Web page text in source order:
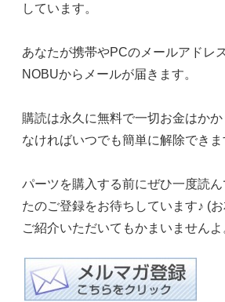
しています。
あなたが携帯やPCのメールアドレ
NOBUからメールが届きます。
購読は永久に無料で一切お金はか
なければいつでも簡単に解除できま
パーツを購入する前にぜひ一度読
たのご登録をお待ちしています♪ (
ご紹介いただいてもかまいませんよ